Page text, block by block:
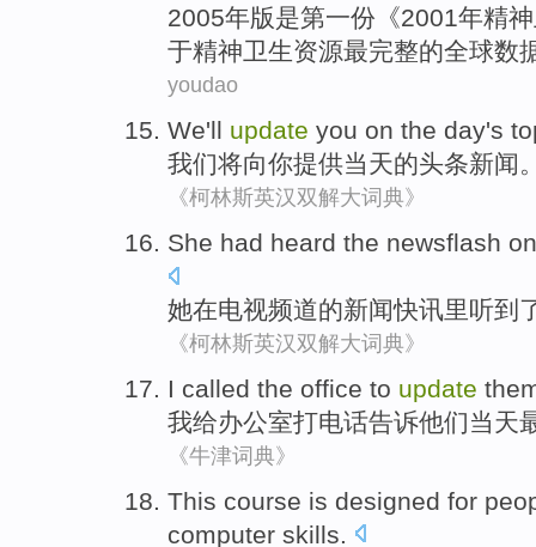
2005年版是第一份《2001年精神
于精神卫生资源最完整的全球数
youdao
We'll update you on the day's
我们将向你提供当天的头条新闻
《柯林斯英汉双解大词典》
She had heard the newsflash on
她在电视频道的新闻快讯里听到
《柯林斯英汉双解大词典》
I called the office to update
我给办公室打电话告诉他们当天
《牛津词典》
This course is designed for
computer skills